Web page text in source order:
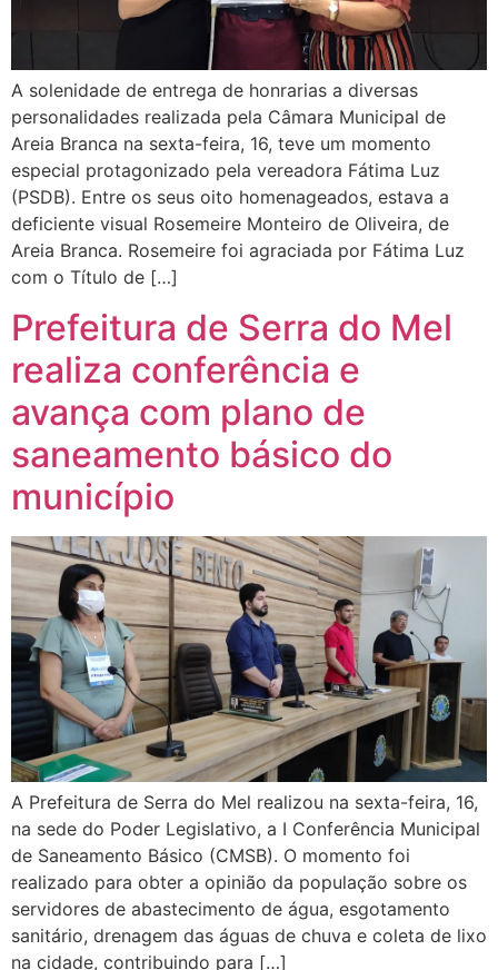
A solenidade de entrega de honrarias a diversas
personalidades realizada pela Câmara Municipal de
Areia Branca na sexta-feira, 16, teve um momento
especial protagonizado pela vereadora Fátima Luz
(PSDB). Entre os seus oito homenageados, estava a
deficiente visual Rosemeire Monteiro de Oliveira, de
Areia Branca. Rosemeire foi agraciada por Fátima Luz
com o Título de […]
Prefeitura de Serra do Mel
realiza conferência e
avança com plano de
saneamento básico do
município
A Prefeitura de Serra do Mel realizou na sexta-feira, 16,
na sede do Poder Legislativo, a I Conferência Municipal
de Saneamento Básico (CMSB). O momento foi
realizado para obter a opinião da população sobre os
servidores de abastecimento de água, esgotamento
sanitário, drenagem das águas de chuva e coleta de lixo
na cidade, contribuindo para […]